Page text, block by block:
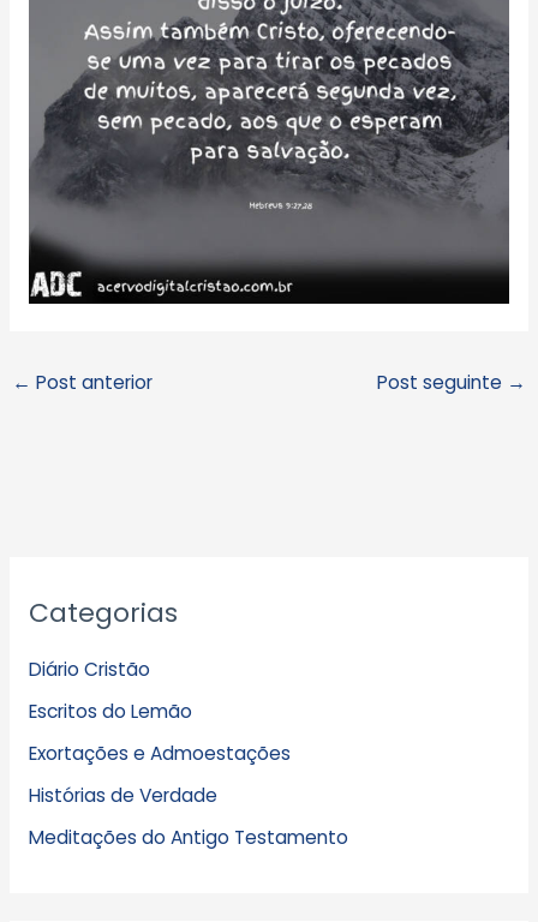
← Post anterior Post seguinte →
Categorias
Diário Cristão
Escritos do Lemão
Exortações e Admoestações
Histórias de Verdade
Meditações do Antigo Testamento
r
i
v
o
s